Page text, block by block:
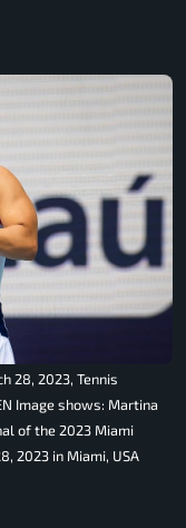
28, 2023, Tennis
Image shows: Martina
of the 2023 Miami
2023 in Miami, USA